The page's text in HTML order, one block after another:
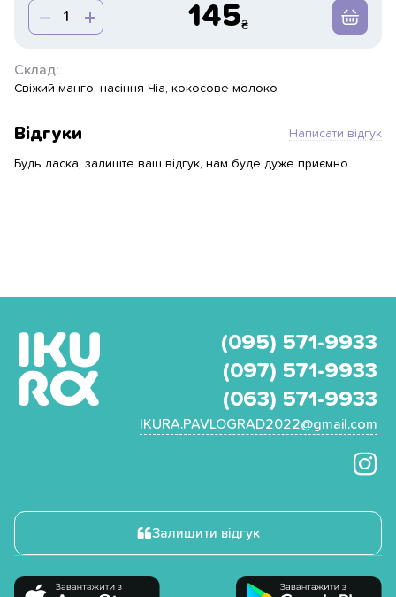
145
Склад:
Свіжий манго, насіння Чіа, кокосове молоко
Відгуки Написати відгук
Будь ласка, залиште ваш відгук, нам буде дуже приємно.
(095) 571-9933
(097) 571-9933
(063) 571-9933
IKURA.PAVLOGRAD2022@gmail.com
Залишити відгук